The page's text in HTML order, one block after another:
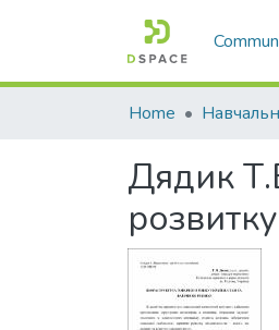
Home
Дядик
розвитку